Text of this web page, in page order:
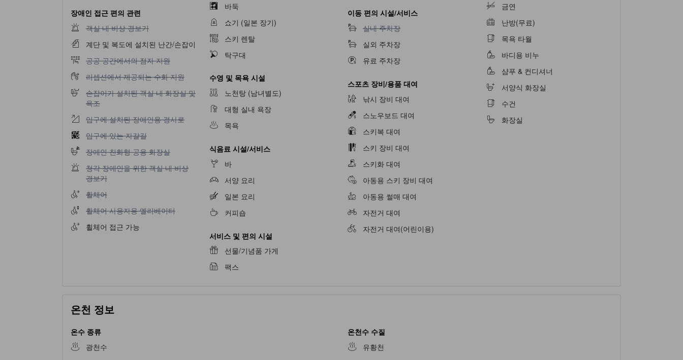
장애인 접근 편의 관련
객실 내 비상 경보기 이용 불가
객실 내 비상 경보기
계단 및 복도에 설치된 난간/손잡이
공공 공간에서의 점자 지원 이용 불가
공공 공간에서의 점자 지원
리셉션에서 제공되는 수화 지원 이용 불가
리셉션에서 제공되는 수화 지원
손잡이가 설치된 객실 내 화장실 및 욕조 이용 불가
손잡이가 설치된 객실 내 화장실 및
욕조
입구에 설치된 장애인용 경사로 이용 불가
입구에 설치된 장애인용 경사로
입구에 있는 자갈길 이용 불가
입구에 있는 자갈길
장애인 친화형 공용 화장실 이용 불가
장애인 친화형 공용 화장실
청각 장애인을 위한 객실 내 비상 경보기 이용 불가
청각 장애인을 위한 객실 내 비상
경보기
휠체어 이용 불가
휠체어
휠체어 사용자용 엘리베이터 이용 불가
휠체어 사용자용 엘리베이터
휠체어 접근 가능
바둑
쇼기 (일본 장기)
스키 렌탈
탁구대
수영 및 목욕 시설
노천탕 (남녀별도)
대형 실내 욕장
목욕
식음료 시설/서비스
바
서양 요리
일본 요리
커피숍
서비스 및 편의 시설
선물/기념품 가게
팩스
이동 편의 시설/서비스
실내 주차장 이용 불가
실내 주차장
실외 주차장
유료 주차장
스포츠 장비/용품 대여
낚시 장비 대여
스노우보드 대여
스키복 대여
스키 장비 대여
스키화 대여
아동용 스키 장비 대여
아동용 썰매 대여
자전거 대여
자전거 대여(어린이용)
금연
난방(무료)
목욕 타월
바디용 비누
샴푸 & 컨디셔너
서양식 화장실
수건
화장실
온천 정보
온수 종류
광천수
온천수 수질
유황천